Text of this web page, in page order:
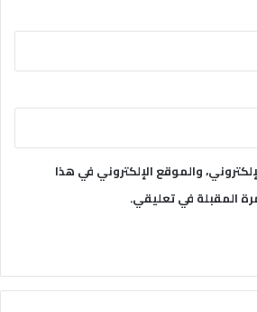
والموقع الإلكتروني في هذا
المقبلة في تعليقي.